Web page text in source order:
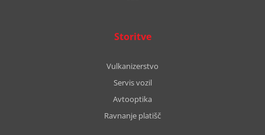
Storitve
Vulkanizerstvo
Servis vozil
Avtooptika
Ravnanje platišč